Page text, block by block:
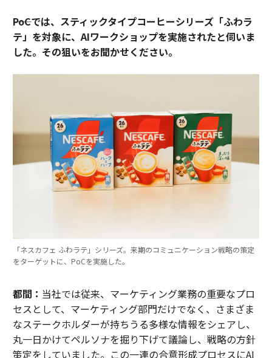
――PoCでは、スティックタイプコーヒーシリーズ「ふわラ
テ」を対象に、AIワークショップを実施されたと伺いま
した。その狙いをお聞かせください。
「ネスカフェ ふわラテ」シリーズ。来期のコミュニケーション戦略の策定
をターゲットに、PoCを実施した。
都間： 当社では従来、マーケティング業務の重要なプロ
セスとして、マーケティング部門だけでなく、さまざま
なステークホルダーが持ちうる多様な情報をシェアし、
丸一日かけてペルソナを掘り下げて議論し、戦略の方針
策定をしていました。この一連の合意形成プロセスにAI